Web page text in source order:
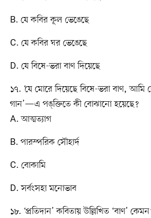
B. যে কবির কূল ভেঙেছে
C. যে কবির ঘর ভেঙেছে
D. যে বিষে-ভরা বাণ দিয়েছে
১৭. ‘যে মোরে দিয়েছে বিষে-ভরা বাণ, আমি
গান’—এ পঙ্‌ক্তিতে কী বোঝানো হয়েছে?
A. আত্মত্যাগ
B. পারস্পরিক সৌহার্দ
C. বোকামি
D. সর্বংসহা মনোভাব
১৮. ‘প্রতিদান’ কবিতায় উল্লিখিত ‘বাণ’